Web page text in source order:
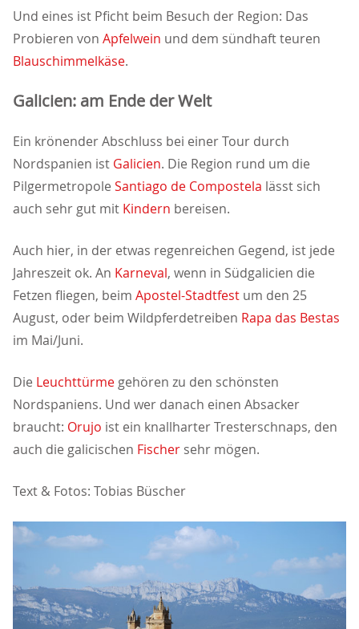
Und eines ist Pficht beim Besuch der Region: Das
Probieren von Apfelwein und dem sündhaft teuren
Blauschimmelkäse.
Galicien: am Ende der Welt
Ein krönender Abschluss bei einer Tour durch
Nordspanien ist Galicien. Die Region rund um die
Pilgermetropole Santiago de Compostela lässt sich
auch sehr gut mit Kindern bereisen.
Auch hier, in der etwas regenreichen Gegend, ist jede
Jahreszeit ok. An Karneval, wenn in Südgalicien die
Fetzen fliegen, beim Apostel-Stadtfest um den 25
August, oder beim Wildpferdetreiben Rapa das Bestas
im Mai/Juni.
Die Leuchttürme gehören zu den schönsten
Nordspaniens. Und wer danach einen Absacker
braucht: Orujo ist ein knallharter Tresterschnaps, den
auch die galicischen Fischer sehr mögen.
Text & Fotos: Tobias Büscher